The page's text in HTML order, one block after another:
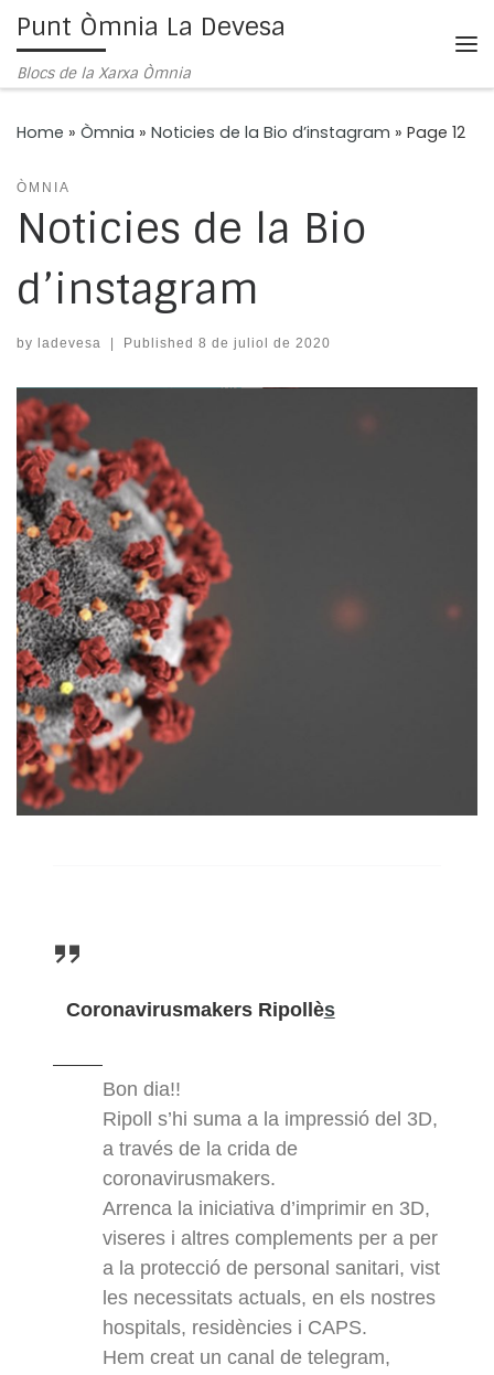
Skip to content
Punt Òmnia La Devesa
Blocs de la Xarxa Òmnia
Home » Òmnia » Noticies de la Bio d’instagram » Page 12
ÒMNIA
Noticies de la Bio
d’instagram
by ladevesa Published 8 de juliol de 2020
Coronavirusmakers Ripollès
Bon dia!!
Ripoll s’hi suma a la impressió del 3D,
a través de la crida de
coronavirusmakers.
Arrenca la iniciativa d’imprimir en 3D,
viseres i altres complements per a per
a la protecció de personal sanitari, vist
les necessitats actuals, en els nostres
hospitals, residències i CAPS.
Hem creat un canal de telegram,